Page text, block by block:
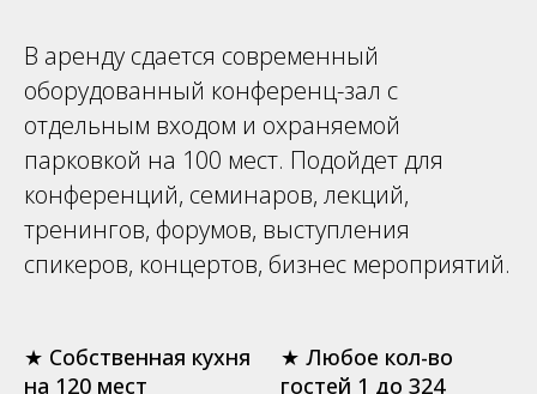
В аренду сдается современный
оборудованный конференц-зал с
отдельным входом и охраняемой
парковкой на 100 мест. Подойдет для
конференций, семинаров, лекций,
тренингов, форумов, выступления
спикеров, концертов, бизнес мероприятий.
★ Собственная кухня
на 120 мест
★ Любое кол-во
гостей 1 до 324